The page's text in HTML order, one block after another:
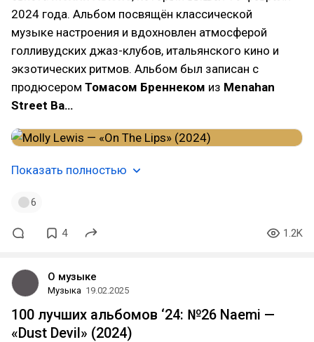
2024 года. Альбом посвящён классической
музыке настроения и вдохновлен атмосферой
голливудских джаз-клубов, итальянского кино и
экзотических ритмов. Альбом был записан с
продюсером Томасом Бреннеком из Menahan
Street Ba…
Показать полностью
6
4 1.2K
О музыке
Музыка 19.02.2025
100 лучших альбомов ‘24: №26 Naemi —
«Dust Devil» (2024)